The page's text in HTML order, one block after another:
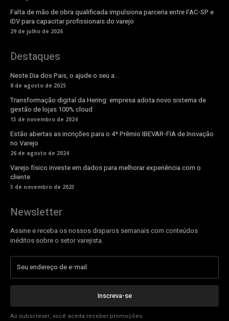
Falta de mão de obra qualificada impulsiona parceria entre FAC-SP e
IDV para capacitar profissionais do varejo
29 de julho de 2026
Destaques
Neste Dia dos Pais, o ajude o seu a…
8 de agosto de 2025
Transformação digital da Hering: empresa adota novo sistema de
gestão de lojas 100% cloud
13 de novembro de 2024
Estão abertas as incrições para o 4ª Prêmio IBEVAR-FIA de Inovação
no Varejo
26 de agosto de 2024
Varejo físico investe em dados para melhorar experiência com o
cliente
3 de novembro de 2023
Newsletter
Assine e receba os nossos disparos semanais com conteúdos
inéditos sobre o setor varejista.
Inscreva-se
Ao subscrever, você aceita receber promoções.